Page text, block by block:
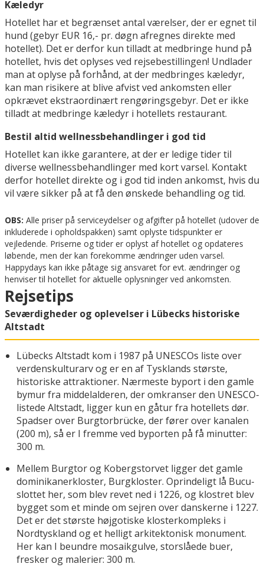
Kæledyr
Hotellet har et begrænset antal værelser, der er egnet til
hund (gebyr EUR 16,- pr. døgn afregnes direkte med
hotellet). Det er derfor kun tilladt at medbringe hund på
hotellet, hvis det oplyses ved rejsebestillingen! Undlader
man at oplyse på forhånd, at der medbringes kæledyr,
kan man risikere at blive afvist ved ankomsten eller
opkrævet ekstraordinært rengøringsgebyr. Det er ikke
tilladt at medbringe kæledyr i hotellets restaurant.
Bestil altid wellnessbehandlinger i god tid
Hotellet kan ikke garantere, at der er ledige tider til
diverse wellnessbehandlinger med kort varsel. Kontakt
derfor hotellet direkte og i god tid inden ankomst, hvis du
vil være sikker på at få den ønskede behandling og tid.
OBS: Alle priser på serviceydelser og afgifter på hotellet (udover de
inkluderede i opholdspakken) samt oplyste tidspunkter er
vejledende. Priserne og tider er oplyst af hotellet og opdateres
løbende, men der kan forekomme ændringer uden varsel.
Happydays kan ikke påtage sig ansvaret for evt. ændringer og
henviser til hotellet for aktuelle oplysninger ved ankomsten.
Rejsetips
Seværdigheder og oplevelser i Lübecks historiske
Altstadt
Lübecks Altstadt kom i 1987 på UNESCOs liste over
verdenskulturarv og er en af Tysklands største,
historiske attraktioner. Nærmeste byport i den gamle
bymur fra middelalderen, der omkranser den UNESCO-
listede Altstadt, ligger kun en gåtur fra hotellets dør.
Spadser over Burgtorbrücke, der fører over kanalen
(200 m), så er I fremme ved byporten på få minutter:
300 m.
Mellem Burgtor og Kobergstorvet ligger det gamle
dominikanerkloster, Burgkloster. Oprindeligt lå Bucu-
slottet her, som blev revet ned i 1226, og klostret blev
bygget som et minde om sejren over danskerne i 1227.
Det er det største højgotiske klosterkompleks i
Nordtyskland og et helligt arkitektonisk monument.
Her kan I beundre mosaikgulve, storslåede buer,
fresker og malerier: 300 m.